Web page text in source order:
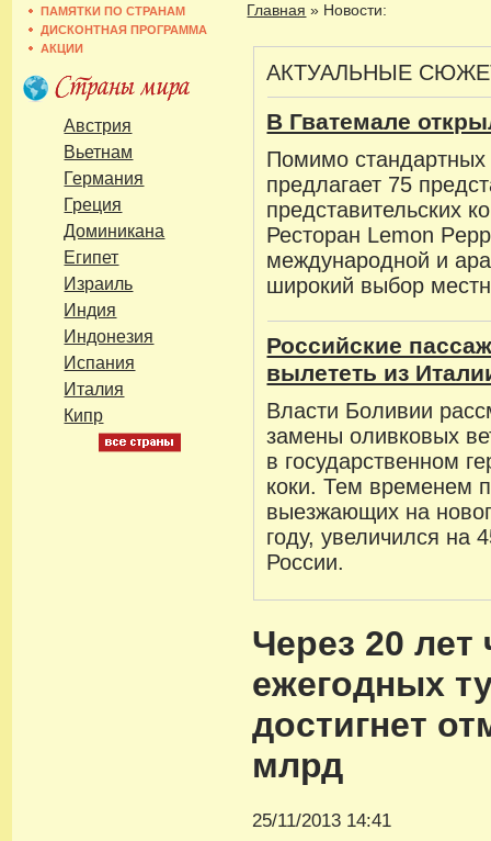
ПАМЯТКИ ПО СТРАНАМ
ДИСКОНТНАЯ ПРОГРАММА
АКЦИИ
Австрия
Вьетнам
Германия
Греция
Доминикана
Египет
Израиль
Индия
Индонезия
Испания
Италия
Кипр
Главная » Новости:
АКТУАЛЬНЫЕ
В Гватемале
Помимо
предлагает 75
представительских
Ресторан Lemon
международной и
широкий выбор
Российские
вылететь из
Власти Боливии
замены оливковых
в государственном
коки. Тем временем
выезжающих на
году, увеличился на
России.
Через 20 лет
ежегодных
достигнет
млрд
25/11/2013 14:41